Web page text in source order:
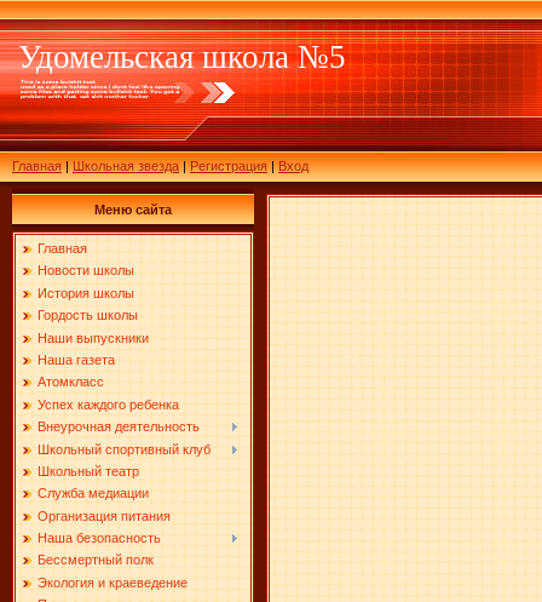
Удомельская школа №5
Главная|Школьная звезда|Регистрация|Вход
Меню сайта
Главная
Новости школы
История школы
Гордость школы
Наши выпускники
Наша газета
Атомкласс
Успех каждого ребенка
Внеурочная деятельность
Школьный спортивный клуб
Школьный театр
Служба медиации
Организация питания
Наша безопасность
Бессмертный полк
Экология и краеведение